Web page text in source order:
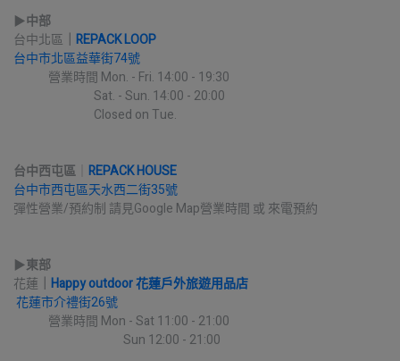
▶︎中部
台中北區
REPACK LOOP
台中市北區益華街74號
營業時間 Mon. - Fri. 14:00 - 19:30
Sat. - Sun. 14:00 - 20:00
Closed on Tue.
台中西屯區
REPACK HOUSE
台中市西屯區天水西二街35號
彈性營業/預約制 請見Google Map營業時間 或 來電預約
▶︎東部
花蓮
Happy outdoor 花蓮戶外旅遊用品店
花蓮市介禮街26號
營業時間 Mon - Sat 11:00 - 21:00
Sun 12:00 - 21:00